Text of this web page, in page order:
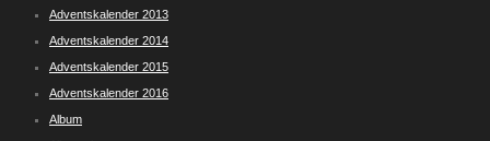
Adventskalender 2013
Adventskalender 2014
Adventskalender 2015
Adventskalender 2016
Album